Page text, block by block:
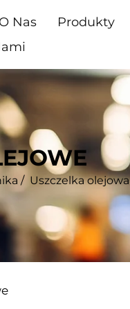
O Nas Produkty
/ Uszczelka olejowa